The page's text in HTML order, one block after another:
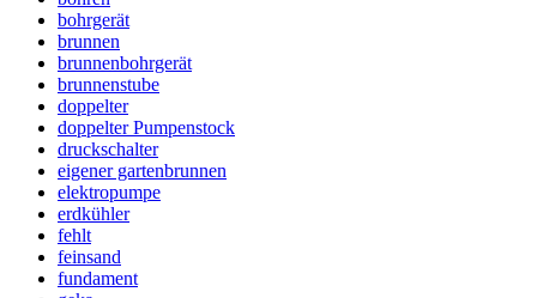
bohrgerät
brunnen
brunnenbohrgerät
brunnenstube
doppelter
doppelter Pumpenstock
druckschalter
eigener gartenbrunnen
elektropumpe
erdkühler
fehlt
feinsand
fundament